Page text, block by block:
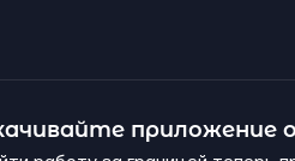
приложение